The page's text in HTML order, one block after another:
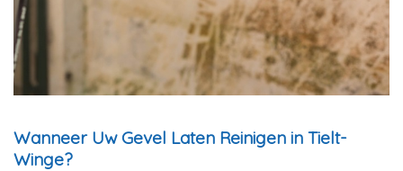
Wanneer Uw Gevel Laten Reinigen in Tielt-
Winge?